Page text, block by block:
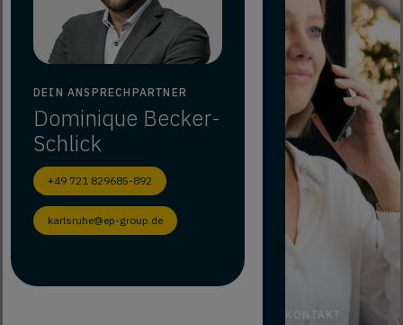
DEIN ANSPRECHPARTNER
Dominique Becker-
Schlick
+49 721 829685-892
karlsruhe@ep-group.de
KONTAKT